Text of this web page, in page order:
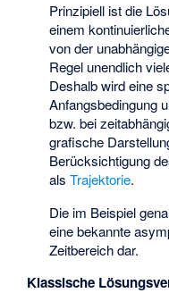
Prinzipiell ist die
einem
von der
Regel unendlich
Deshalb wird eine
Anfangsbedingung
bzw. bei
grafische
Berücksichtigung
als Trajektorie.
Die im Beispiel
eine bekannte
Zeitbereich dar.
Klassische